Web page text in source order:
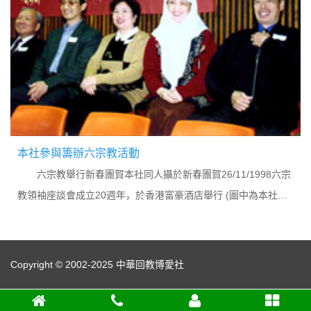
本社參與籌辦六宗教活動
六宗教舉行新春團賀本社同人攝於新春團賀26/11/1998六宗
教領袖座談會成立20週年，於香港富豪酒店舉行 (圖中為本社脫
Copyright © 2002-2025 中華回教博愛社